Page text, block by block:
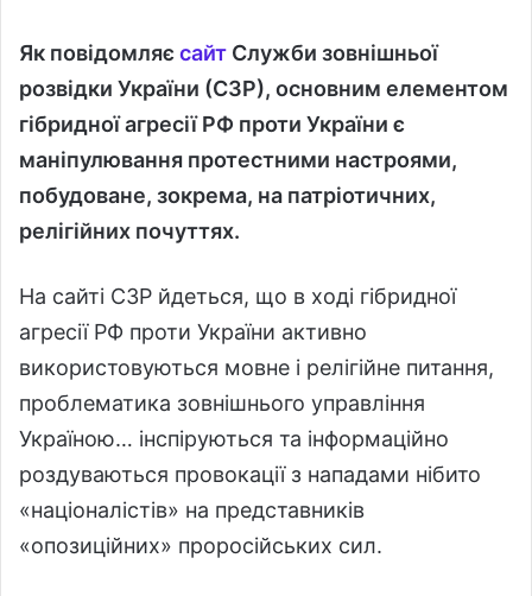
Як повідомляєсайт Служби зовнішньої
розвідки України (СЗР), основним елементом
гібридної агресії РФ проти України є
маніпулювання протестними настроями,
побудоване, зокрема, на патріотичних,
релігійних почуттях.
На сайті СЗР йдеться, що в ході гібридної
агресії РФ проти України активно
використовуються мовне і релігійне питання,
проблематика зовнішнього управління
Україною… інспіруються та інформаційно
роздуваються провокації з нападами нібито
«націоналістів» на представників
«опозиційних» проросійських сил.